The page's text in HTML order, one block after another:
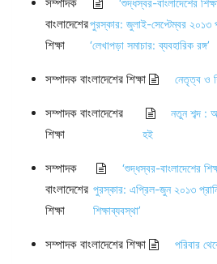
বাংলাদেশের
শিক্ষা
‘শুদ্ধস্বর-বাংলাদেশের
পুরস্কার: জুলাই-সেপ্টেম্বর ২০১৩
‘লেখাপড়া সমাচার: ব্যবহারিক রঙ্গ’
সম্পাদক বাংলাদেশের শিক্ষা নেতৃত্ব ও
সম্পাদক বাংলাদেশের
শিক্ষা
নতুন শব্দ :
হই
সম্পাদক
বাংলাদেশের
শিক্ষা
‘শুদ্ধস্বর-বাংলাদেশের
পুরস্কার: এপ্রিল-জুন ২০১৩
শিক্ষাব্যবস্থা’
সম্পাদক বাংলাদেশের শিক্ষা পরিবার